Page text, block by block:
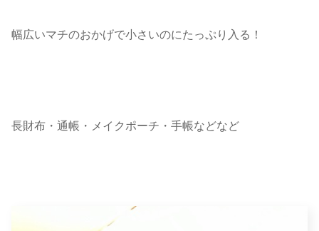
幅広いマチのおかげで小さいのにたっぷり入る！
長財布・通帳・メイクポーチ・手帳などなど